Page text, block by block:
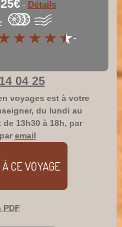
- Détails
★
★★
★★
★★
★-
04 25
voyages est à votre
du lundi au
13h30 à 18h, par
email
CEVOYAGE
PDF